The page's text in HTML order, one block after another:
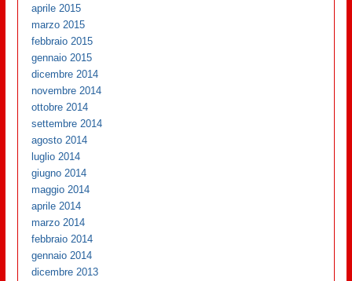
aprile 2015
marzo 2015
febbraio 2015
gennaio 2015
dicembre 2014
novembre 2014
ottobre 2014
settembre 2014
agosto 2014
luglio 2014
giugno 2014
maggio 2014
aprile 2014
marzo 2014
febbraio 2014
gennaio 2014
dicembre 2013